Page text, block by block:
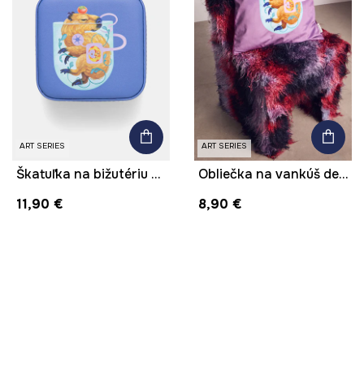
ART SERIES
Škatuľka na bižutériu z kolekcie Kit Mizeres x Medicine
11,90 €
ART SERIES
Obliečka na vankúš dekoratívna z kolekcie Kit Mizeres x Medicine
8,90 €